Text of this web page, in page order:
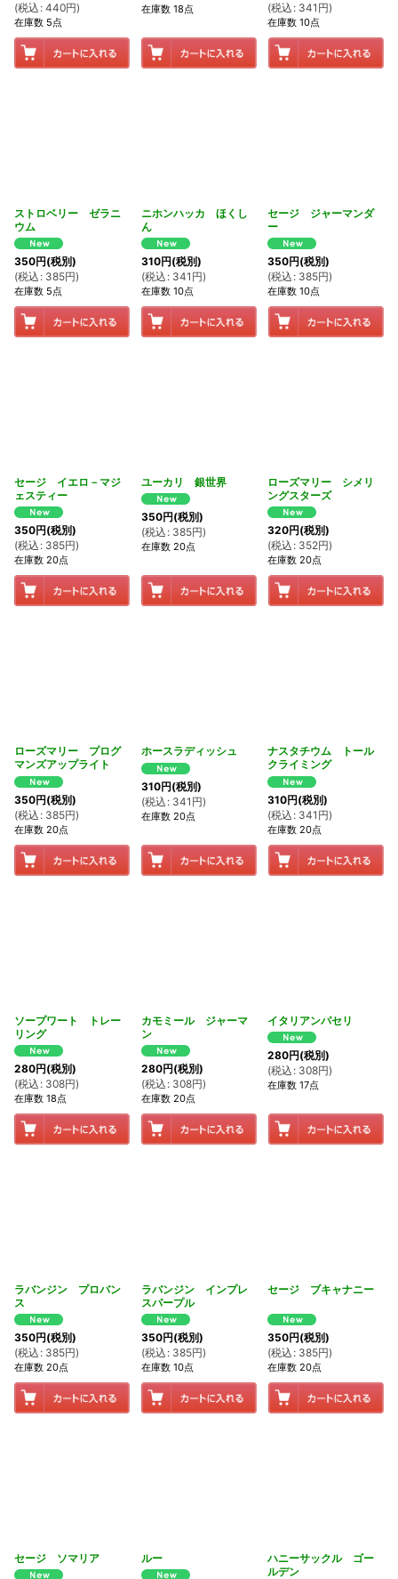
(税込 : 440円)
在庫数 5点
在庫数 18点 (税込 : 341 円)
在庫数 10点
ストロベリー ゼラニ
ウム
350円(税別)
(税込 : 385円)
在庫数 5点
ニホンハッカ ほくし
ん
310円(税別)
(税込 : 341 円)
在庫数 10点
セージ ジャーマンダ
ー
350円(税別)
(税込 : 385円)
在庫数 10点
セージ イエロ－マジ
ェスティー
350円(税別)
(税込 : 385円)
在庫数 20点
ユーカリ 銀世界
350円(税別)
(税込 : 385円)
在庫数 20点
ローズマリー シメリ
ングスターズ
320円(税別)
(税込 : 352円)
在庫数 20点
ローズマリー プログ
マンズアップライト
350円(税別)
(税込 : 385円)
在庫数 20点
ホースラディッシュ
310円(税別)
(税込 : 341 円)
在庫数 20点
ナスタチウム トール
クライミング
310円(税別)
(税込 : 341 円)
在庫数 20点
ソープワート トレー
リング
280円(税別)
(税込 : 308円)
在庫数 18点
カモミール ジャーマ
ン
280円(税別)
(税込 : 308円)
在庫数 20点
イタリアンパセリ
280円(税別)
(税込 : 308円)
在庫数 17点
ラバンジン プロバン
ス
350円(税別)
(税込 : 385円)
在庫数 20点
ラバンジン インプレ
スパープル
350円(税別)
(税込 : 385円)
在庫数 10点
セージ ブキャナニー
350円(税別)
(税込 : 385円)
在庫数 20点
セージ ソマリア ルー
ハニーサックル ゴー
ルデン